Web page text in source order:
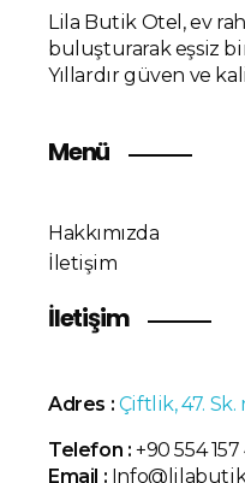
Lila Butik Otel, ev
buluşturarak eşsiz
Yıllardır güven ve
Menü
Hakkımızda
İletişim
İletişim
Adres : Çiftlik, 47. Sk.
Telefon : +90 554
Email :